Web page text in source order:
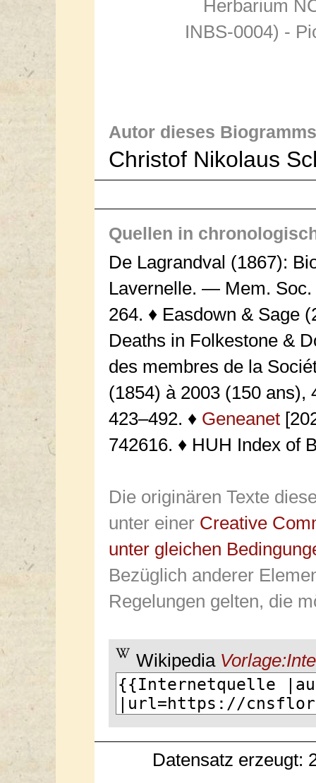
Herbarium
INBS-0004) -
Autor dieses
Christof Nikolaus
Quellen in
De Lagrandval (1867):
Lavernelle. — Mem.
264. ♦ Easdown & Sage
Deaths in Folkestone &
des membres de la
(1854) à 2003 (150
423–492. ♦ Geneanet
742616. ♦ HUH Index of
Die originären Texte
unter einer Creative
unter gleichen
Bezüglich anderer
Regelungen gelten, die
Wikipedia
Datensatz erzeugt: